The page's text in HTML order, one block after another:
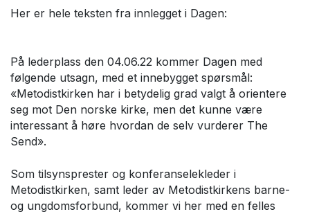
Her er hele teksten fra innlegget i Dagen:
På lederplass den 04.06.22 kommer Dagen med
følgende utsagn, med et innebygget spørsmål:
«Metodistkirken har i betydelig grad valgt å orientere
seg mot Den norske kirke, men det kunne være
interessant å høre hvordan de selv vurderer The
Send».
Som tilsynsprester og konferanselekleder i
Metodistkirken, samt leder av Metodistkirkens barne-
og ungdomsforbund, kommer vi her med en felles